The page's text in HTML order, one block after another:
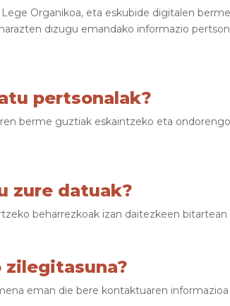
Organikoa, eta eskubide digitalen
dizugu emandako informazio
pertsonalak?
berme guztiak eskaintzeko eta
zure datuak?
beharrezkoak izan daitezkeen bitartean
zilegitasuna?
eman die bere kontaktuaren